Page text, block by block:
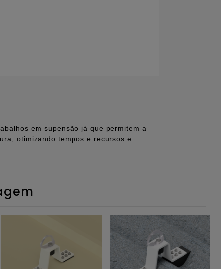
em supensão já que permitem a
otimizando tempos e recursos e